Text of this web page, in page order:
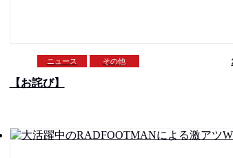
ニュース その他
【お詫び】